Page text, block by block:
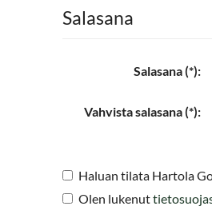
Salasana
Salasana (*):
Vahvista salasana (*):
Haluan tilata Hartola
Olen lukenut